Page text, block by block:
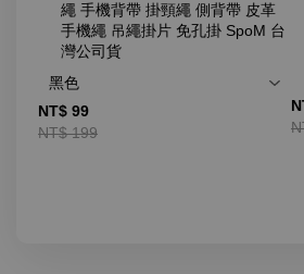
繩 手機背帶 掛頸繩 側背帶 皮革
手機繩 吊繩掛片 免孔掛 SpoM 台
灣公司貨
NT$ 99
NT$ 199